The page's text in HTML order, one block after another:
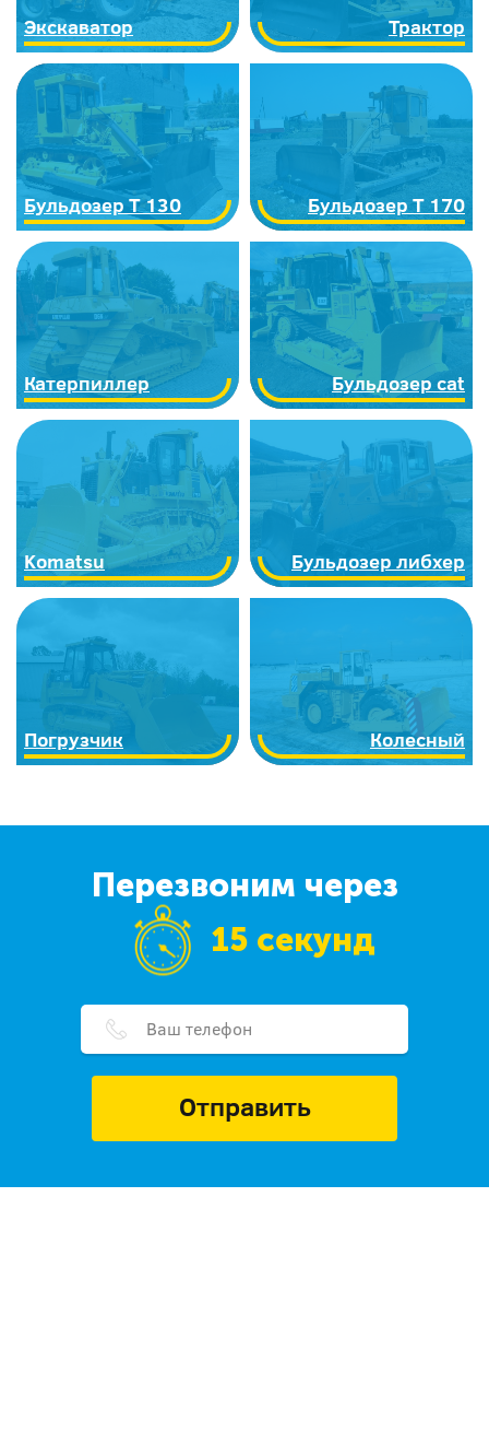
Экскаватор Трактор
Бульдозер Т 130 Бульдозер Т 170
Катерпиллер Бульдозер cat
Komatsu Бульдозер либхер
Погрузчик Колесный
Перезвоним через
15 секунд
Отправить